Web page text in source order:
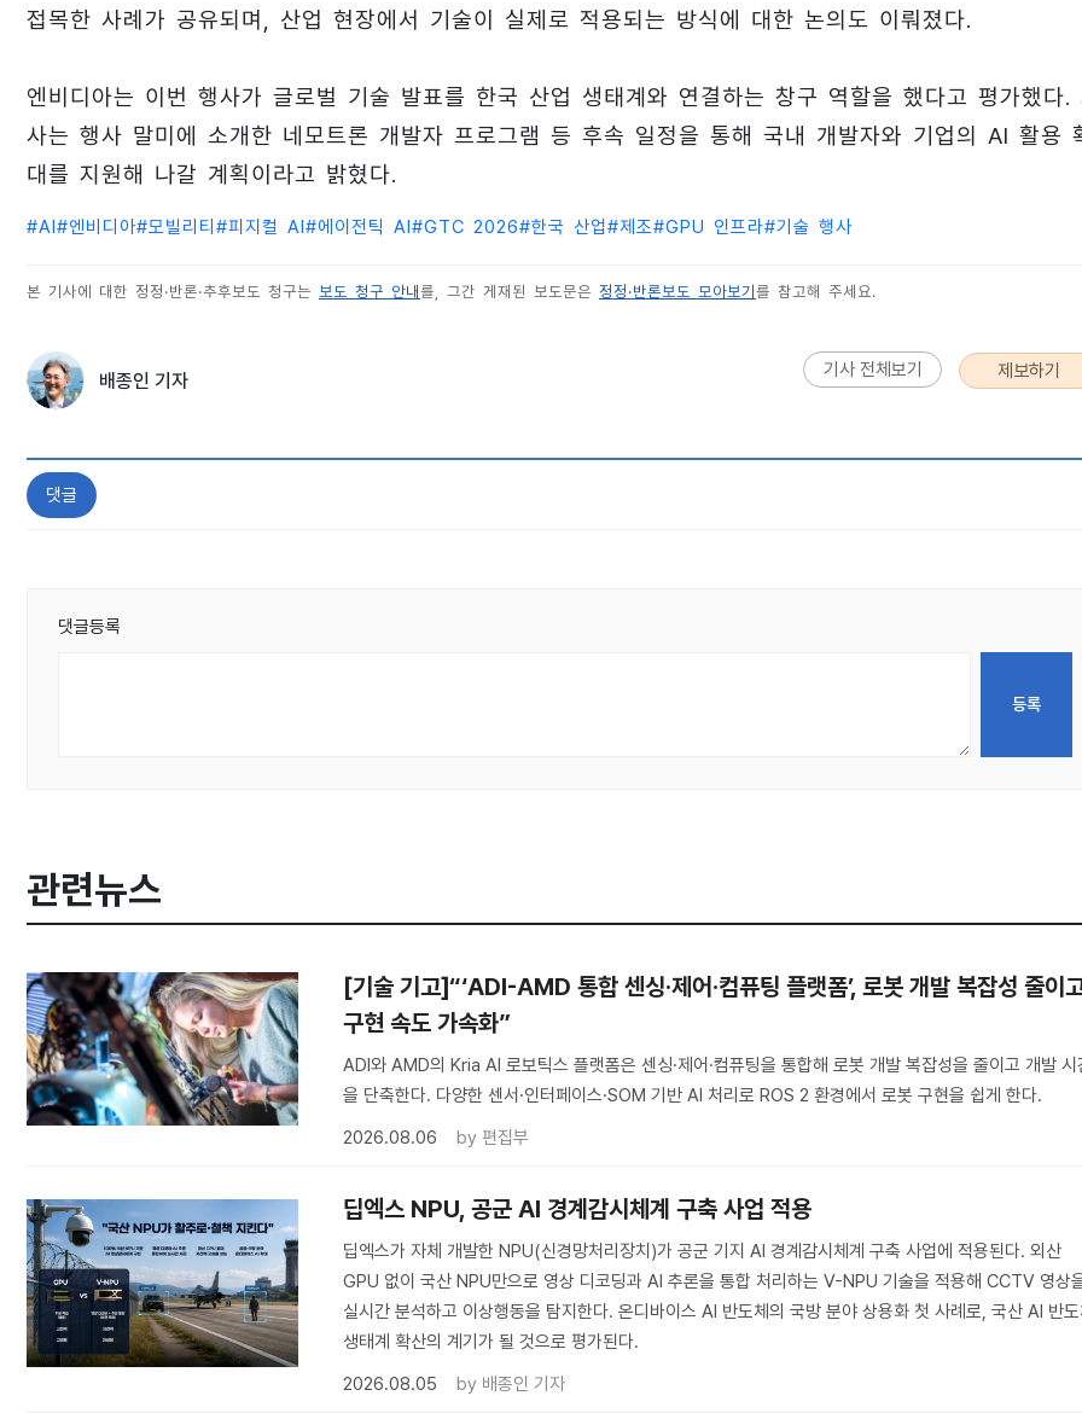
접목한 사례가 공유되며, 산업 현장에서 기술이 실제로 적용되는 방식에 대한 논의도 이뤄졌다.
엔비디아는 이번 행사가 글로벌 기술 발표를 한국 산업 생태계와 연결하는 창구 역할을 했다고 평가했다.
사는 행사 말미에 소개한 네모트론 개발자 프로그램 등 후속 일정을 통해 국내 개발자와 기업의 AI 활용
대를 지원해 나갈 계획이라고 밝혔다.
#AI#엔비디아#모빌리티 #피지컬 AI#에이전틱 AI#GTC 2026#한국 산업#제조#GPU 인프라#기술 행사
본 기사에 대한 정정·반론·추후보도 청구는 보도 청구 안내 를, 그간 게재된 보도문은 정정·반론보도 모아보기 를 참고해 주세요.
배종인 기자 기사 전체보기 제보하기
댓글
댓글등록
관련뉴스
[기술 기고]“‘ADI-AMD 통합 센싱·제어·컴퓨팅 플랫폼’, 로봇 개발 복잡성 줄이
구현 속도 가속화”
ADI와 AMD의 Kria AI 로보틱스 플랫폼은 센싱·제어·컴퓨팅을 통합해 로봇 개발 복잡성을 줄이고 개발 시
을 단축한다. 다양한 센서·인터페이스·SOM 기반 AI 처리로 ROS 2 환경에서 로봇 구현을 쉽게 한다.
2026.08.06
by편집부
딥엑스 NPU, 공군 AI 경계감시체계 구축 사업 적용
딥엑스가 자체 개발한 NPU(신경망처리장치)가 공군 기지 AI 경계감시체계 구축 사업에 적용된다. 외산
GPU 없이 국산 NPU만으로 영상 디코딩과 AI 추론을 통합 처리하는 V-NPU 기술을 적용해 CCTV 영상
실시간 분석하고 이상행동을 탐지한다. 온디바이스 AI 반도체의 국방 분야 상용화 첫 사례로, 국산 AI 반
생태계 확산의 계기가 될 것으로 평가된다.
2026.08.05
by 배종인 기자